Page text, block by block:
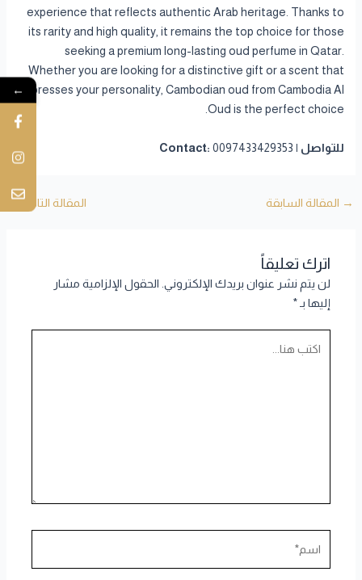
experience that reflects authentic Arab heritage. Thanks to
its rarity and high quality, it remains the top choice for those
seeking a premium long-lasting oud perfume in Qatar.
Whether you are looking for a distinctive gift or a scent that
expresses your personality, Cambodian oud from Cambodia Al
Oud is the perfect choice.
للتواصل | Contact: 0097433429353
→ المقالة السابقة المقالة التالية←
اترك تعليقاً
لن يتم نشر عنوان بريدك الإلكتروني. الحقول الإلزامية مشار
إليها بـ*
←